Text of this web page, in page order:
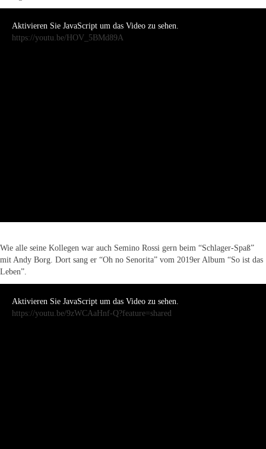
Aktivieren Sie JavaScript um das Video zu sehen.
https://youtu.be/HOV_5BMd89A
Wie alle seine Kollegen war auch Semino Rossi gern beim “Schlager-Spaß”
mit Andy Borg. Dort sang er “Oh no Senorita” vom 2019er Album “So ist das
Leben”.
Aktivieren Sie JavaScript um das Video zu sehen.
https://youtu.be/9zWCAaHnf-Q?feature=shared